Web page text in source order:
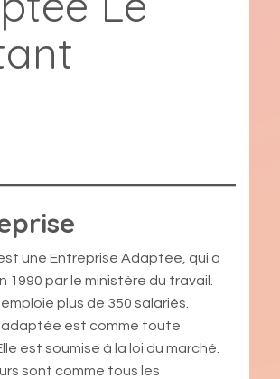
une Entreprise Adaptée, qui a
1990 par le ministère du travail.
plus de 350 salariés.
adaptée est comme toute
est soumise à la loi du marché.
sont comme tous les